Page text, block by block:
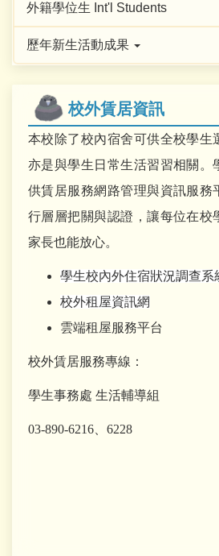
外籍學位生 Int'l Students
歷年新生活動成果
校外賃居資訊
本校除了校內宿舍可供全校學生
亦是與學生日常生活習習相關。
供賃居服務網路管理與資訊服務
行層層把關與認證，讓每位在校
家長也能放心。
學生校內外住宿狀況調查系
校外租屋資訊網
雲端租屋服務平台
校外賃居服務專線：
學生事務處 生活輔導組
03-890-6216、6228